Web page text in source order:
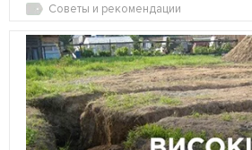
Советы и рекомендации